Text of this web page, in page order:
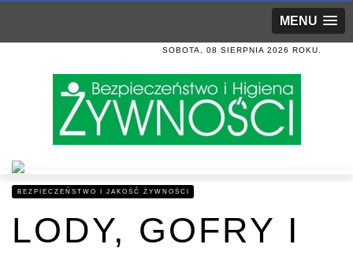
MENU
SOBOTA, 08 SIERPNIA 2026 ROKU.
BEZPIECZEŃSTWO I JAKOŚĆ ŻYWNOŚCI
LODY, GOFRY I